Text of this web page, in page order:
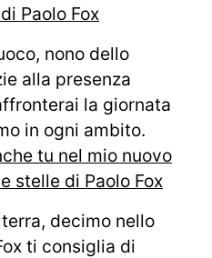
Paolo Fox
nono dello
alla presenza
la giornata
in ogni ambito.
tu nel mio nuovo
stelle di Paolo Fox
decimo nello
ti consiglia di